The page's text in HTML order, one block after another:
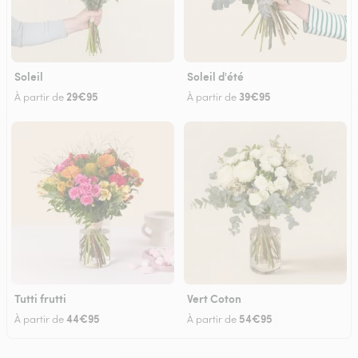
Soleil
À partir de29€95
Soleil d'été
À partir de 39€95
Tutti frutti
À partir de44€95
Vert Coton
À partir de 54€95